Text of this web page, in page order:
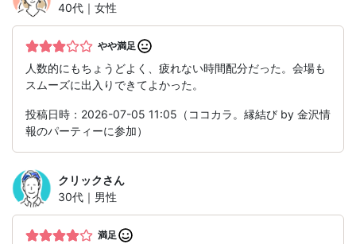
40代｜女性
やや満足
人数的にもちょうどよく、疲れない時間配分だった。会場も
スムーズに出入りできてよかった。
投稿日時：2026-07-05 11:05（ココカラ。縁結び by 金沢情
報のパーティーに参加）
クリックさん
30代｜男性
満足